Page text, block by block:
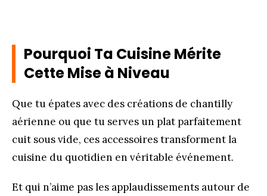
Pourquoi Ta Cuisine Mérite
Cette Mise à Niveau
Que tu épates avec des créations de chantilly
aérienne ou que tu serves un plat parfaitement
cuit sous vide, ces accessoires transforment la
cuisine du quotidien en véritable événement.
Et qui n’aime pas les applaudissements autour de